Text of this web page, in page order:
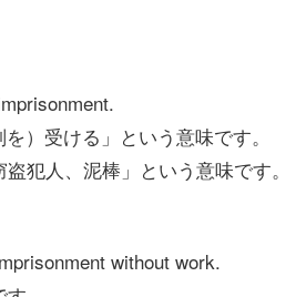
）受ける」という意味です。
犯人、泥棒」という意味です。
without work.